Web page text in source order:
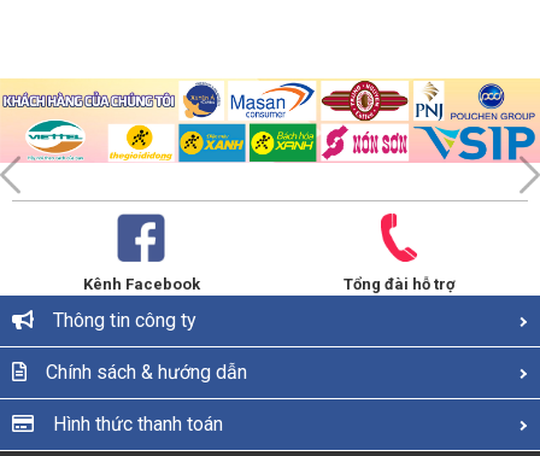
Kênh Facebook Tổng đài hỗ trợ
Thông tin công ty
Chính sách & hướng dẫn
Hình thức thanh toán